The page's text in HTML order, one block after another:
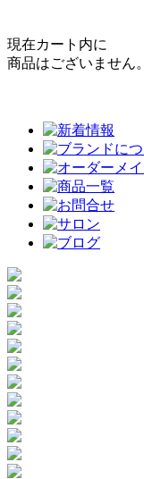
現在カート内に
商品はございません。